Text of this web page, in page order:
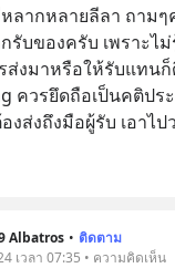
ลากหลายลีลา ถามๆ
รับของครับ เพราะไ
ส่งมาหรือให้รับแทน
ควรยึดถือเป็นคติปร
ส่งถึงมือผู้รับ เอาไป
Albatros • ติดตาม
เวลา 07:35 • ความคิดเห็น